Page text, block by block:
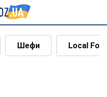
Шефи Local